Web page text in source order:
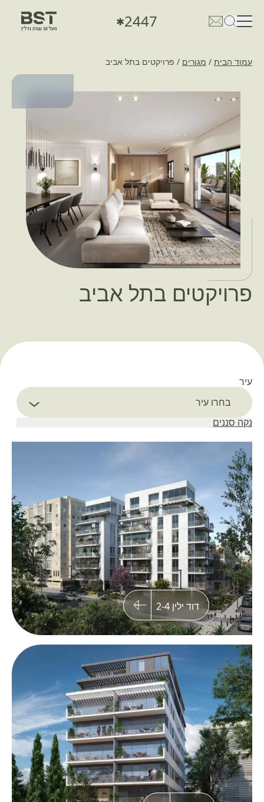
פתיחת טופס חיפוש
פתח את דף פרטי הקשר
2447
✱
עמוד הבית / מגורים / פרויקטים בתל אביב
פרויקטים בתל אביב
Select filter
עיר
בחרו עיר
נקה סננים
דוד ילין 2-4
דוד ילין 2-4
פינלס 3
פרויקט התחדשות עירונית במסגרתו ייהרס הבניין
הקיים וייבנה בניין חדש ואיכותי בן 8 קומות
ליסין 31